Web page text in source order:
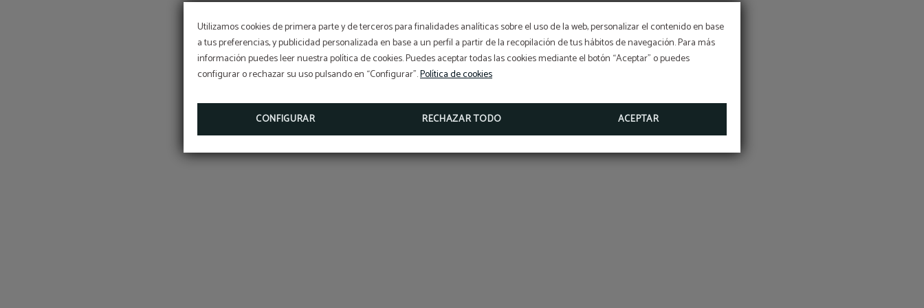
Utilizamos cookies de primera parte y de terceros para finalidades analíticas sobre el uso de la web, personalizar el contenido en base
a tus preferencias, y publicidad personalizada en base a un perfil a partir de la recopilación de tus hábitos de navegación. Para más
información puedes leer nuestra política de cookies. Puedes aceptar todas las cookies mediante el botón “Aceptar” o puedes
configurar o rechazar su uso pulsando en “Configurar”.Política de cookies
CONFIGURAR RECHAZAR TODO ACEPTAR